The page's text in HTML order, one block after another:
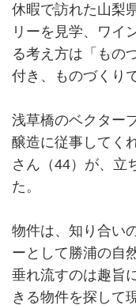
休暇で訪れた山梨
リーを見学、ワイ
る考え方は「もの
付き、ものづくり
浅草橋のベクター
醸造に従事してく
さん（44）が、立
た。
物件は、知り合い
ーとして勝浦の自
垂れ流すのは趣旨
きる物件を探して